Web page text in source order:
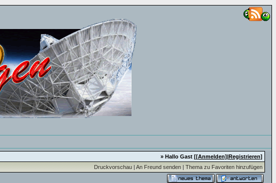
» Hallo Gast [[Anmelden]|Registrieren]
Druckvorschau| An Freund senden| Thema zu Favoriten hinzufügen